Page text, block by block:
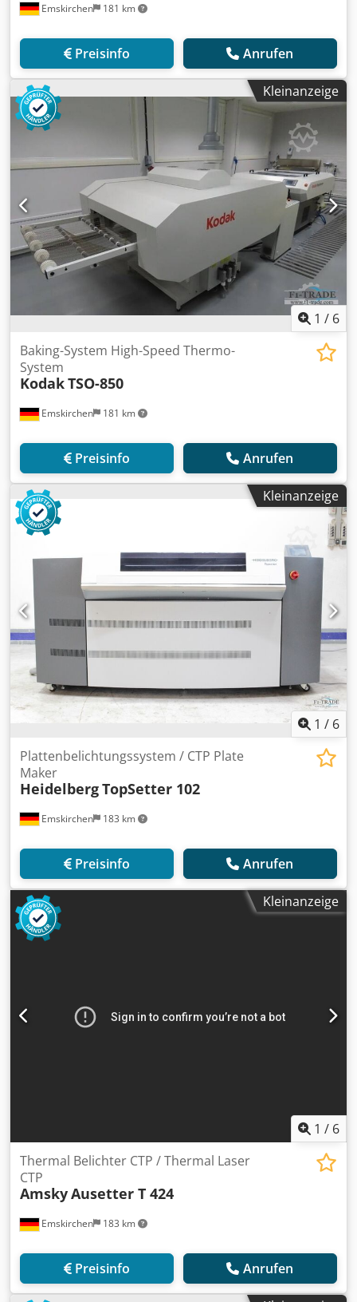
Emskirchen 181 km
Preisinfo Anrufen
Kleinanzeige
1 / 6
Emskirchen 181 km
Baking-System High-Speed Thermo-
System
KodakTSO-850
Preisinfo Anrufen
Kleinanzeige
1 / 6
Emskirchen 183 km
Plattenbelichtungssystem / CTP Plate
Maker
HeidelbergTopSetter 102
Preisinfo Anrufen
Kleinanzeige
1 / 6
Emskirchen 183 km
Thermal Belichter CTP / Thermal Laser
CTP
AmskyAusetter T 424
Preisinfo Anrufen